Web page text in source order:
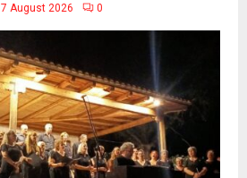
7 August 2026 0